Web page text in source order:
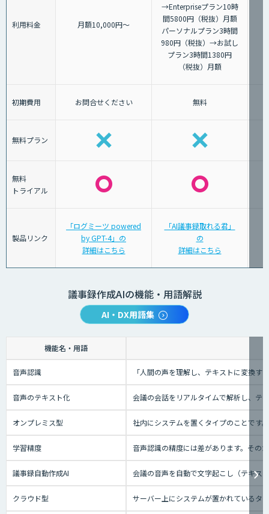
利用料金 月額10,000円～
→Enterpriseプラン10時
間5800円（税抜）月額
パーソナルプラン3時間
980円（税抜）→お試し
プラン3時間1380円
（税抜）月額
初期費用 お問合せください 無料
無料プラン
無料
トライアル
製品リンク
「ログミーツ powered
by GPT-4」の
詳細はこちら
「AI議事録取れる君」
の
詳細はこちら
議事録作成AIの機能・用語解説
AI・DX用語集
機能名・用語
音声認識 「人間の声を理解し、テキストに変換
音声のテキスト化 会議の会話をリアルタイムで解析し、テ
オンプレミス型 社内にシステムを置くタイプのことです
学習精度 音声認識の精度には差があります。その
議事録自動作成AI 会議の音声を自動で文字起こし（テキス
クラウド型 サーバー上にシステムが置かれているタ